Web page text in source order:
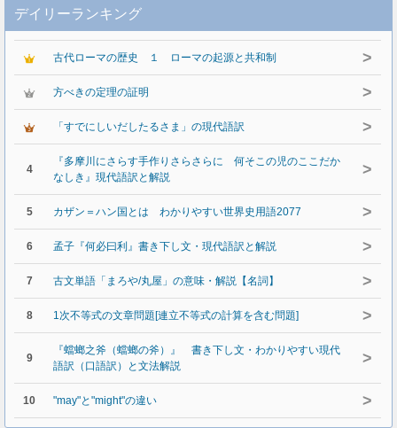
デイリーランキング
古代ローマの歴史 １ ローマの起源と共和制 >
方べきの定理の証明 >
「すでにしいだしたるさま」の現代語訳 >
4
『多摩川にさらす手作りさらさらに 何そこの児のここだか
なしき』現代語訳と解説
>
5 カザン＝ハン国とは わかりやすい世界史用語2077 >
6 孟子『何必曰利』書き下し文・現代語訳と解説 >
7 古文単語「まろや/丸屋」の意味・解説【名詞】 >
8 1次不等式の文章問題[連立不等式の計算を含む問題] >
9
『蟷螂之斧（蟷螂の斧）』 書き下し文・わかりやすい現代
語訳（口語訳）と文法解説
>
10 "may"と"might"の違い >